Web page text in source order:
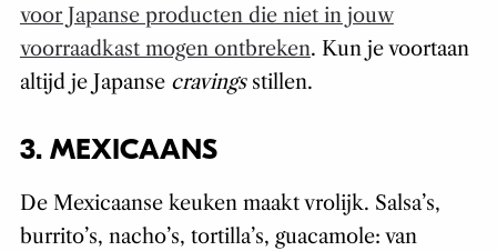
voor Japanse producten die niet in jouw
voorraadkast mogen ontbreken. Kun je voortaan
altijd je Japanse cravingsstillen.
3. MEXICAANS
De Mexicaanse keuken maakt vrolijk. Salsa’s,
burrito’s, nacho’s, tortilla’s, guacamole: van